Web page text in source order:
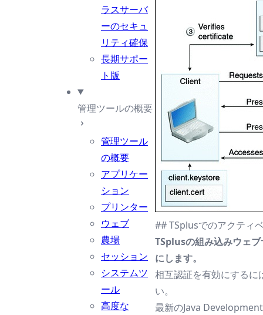
ラスサーバ
ーのセキュ
リティ確保
長期サポー
ト版
管理ツールの概要
管理ツール
の概要
アプリケー
ション
プリンター
ウェブ
農場
セッション
システムツ
ール
高度な
## TSplusでのアクティ
TSplusの組み込みウェ
にします。
相互認証を有効にするに
い。
最新のJava